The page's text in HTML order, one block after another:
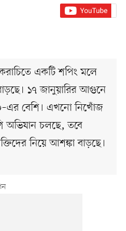
করাচিতে একটি শপিং মলে
১৭ জানুয়ারির আগুনে
বেশি। এখনো নিখোঁজ
অভিযান চলছে, তবে
নিয়ে আশঙ্কা বাড়ছে।